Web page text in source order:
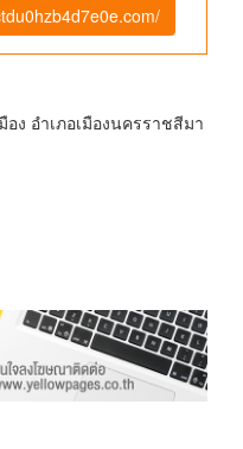
ง อำเภอเมืองนครราชสีมา